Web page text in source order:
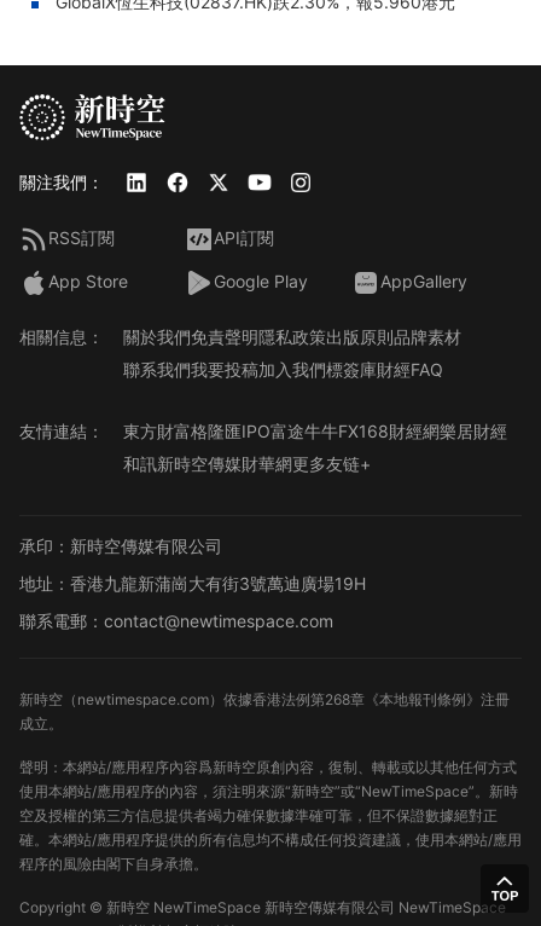
關注我們：
RSS訂閱 API訂閱
App Store Google Play AppGallery
相關信息： 關於我們免責聲明隱私政策出版原則品牌素材
聯系我們我要投稿加入我們標簽庫財經FAQ
友情連結： 東方財富格隆匯IPO富途牛牛FX168財經網樂居財經
和訊新時空傳媒財華網更多友链+
承印：新時空傳媒有限公司
地址：香港九龍新蒲崗大有街3號萬迪廣場19H
聯系電郵：contact@newtimespace.com
新時空（ newtimespace.com）依據香港法例第268章《本地報刊條例》注冊
成立。
聲明：本網站/應用程序內容爲新時空原創內容，復制、轉載或以其他任何方式
使用本網站/應用程序的內容，須注明來源“新時空”或“NewTimeSpace”。新時
空及授權的第三方信息提供者竭力確保數據準確可靠，但不保證數據絕對正
確。本網站/應用程序提供的所有信息均不構成任何投資建議，使用本網站/應用
程序的風險由閣下自身承擔。
Copyright © 新時空 NewTimeSpace 新時空傳媒有限公司 NewTimeSpace